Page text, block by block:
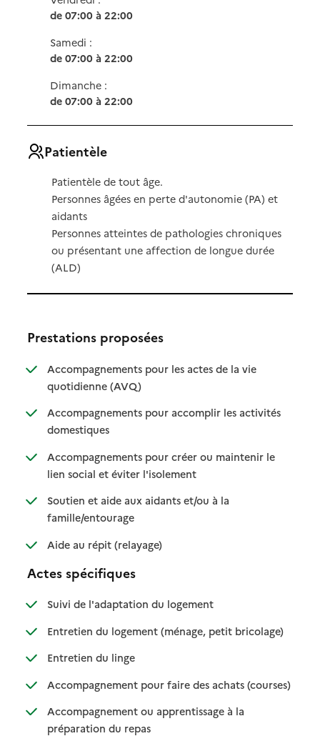
de 07:00 à 22:00
Samedi :
de 07:00 à 22:00
Dimanche :
de 07:00 à 22:00
Patientèle
Patientèle de tout âge.
Personnes âgées en perte d'autonomie (PA) et
aidants
Personnes atteintes de pathologies chroniques
ou présentant une affection de longue durée
(ALD)
Prestations proposées
Accompagnements pour les actes de la vie
quotidienne (AVQ): disponible
: non disponible
Accompagnements pour accomplir les activités
domestiques: disponible
: non disponible
Accompagnements pour créer ou maintenir le
lien social et éviter l'isolement: disponible
: non disponible
Soutien et aide aux aidants et/ou à la
famille/entourage: disponible
: non disponible
Aide au répit (relayage): disponible
: non disponible
Actes spécifiques
Suivi de l'adaptation du logement: disponible
: non disponible
Entretien du logement (ménage, petit bricolage): disponible
: non
Entretien du linge: disponible
: non disponible
Accompagnement pour faire des achats (courses)
:
: non
Accompagnement ou apprentissage à la
préparation du repas: disponible
: non disponible